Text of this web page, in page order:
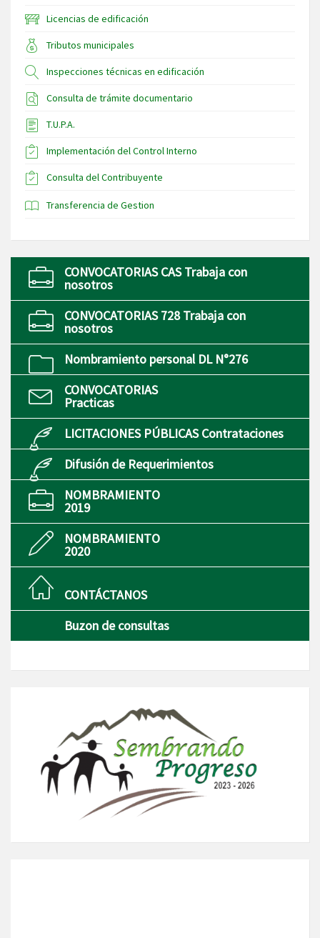
Licencias de edificación
Tributos municipales
Inspecciones técnicas en edificación
Consulta de trámite documentario
T.U.P.A.
Implementación del Control Interno
Consulta del Contribuyente
Transferencia de Gestion
CONVOCATORIAS CAS Trabaja con
nosotros
CONVOCATORIAS 728 Trabaja con
nosotros
Nombramiento personal DL N°276
CONVOCATORIAS
Practicas
LICITACIONES PÚBLICAS Contrataciones
Difusión de Requerimientos
NOMBRAMIENTO
2019
NOMBRAMIENTO
2020
CONTÁCTANOS
Buzon de consultas